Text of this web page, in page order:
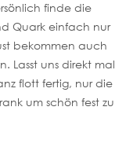
finde die
Quark einfach nur
bekommen auch
Lasst uns direkt mal
flott fertig, nur die
um schön fest zu